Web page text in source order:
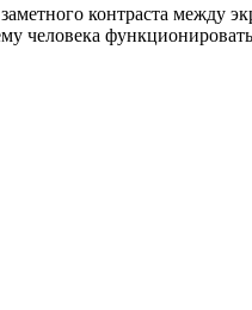
контраста между
человека